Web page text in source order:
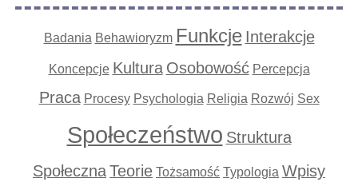
Badania Behawioryzm Funkcje Interakcje
Koncepcje Kultura Osobowość Percepcja
Praca Procesy Psychologia Religia Rozwój Sex
Społeczeństwo Struktura
SpołecznaTeorie Tożsamość Typologia Wpisy